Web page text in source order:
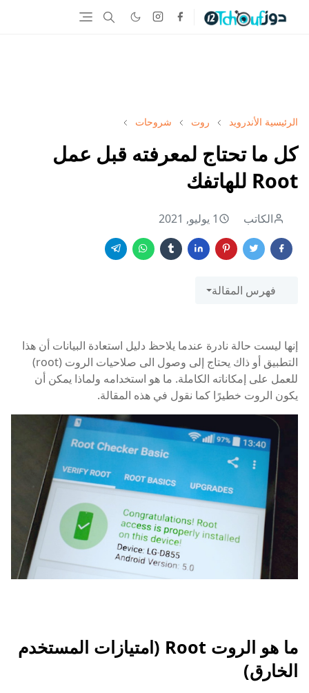
الرئيسية الأندرويد روت شروحات
كل ما تحتاج لمعرفته قبل عمل
Root للهاتفك
الكاتب 1 يوليو, 2021
فهرس المقالة
إنها ليست حالة نادرة عندما يلاحظ دليل استعادة البيانات أن هذا
التطبيق أو ذاك يحتاج إلى وصول الى صلاحيات الروت (root)
للعمل على إمكاناته الكاملة. ما هو استخدامه ولماذا يمكن أن
يكون الروت خطيرًا كما نقول في هذه المقالة.
ما هو الروت Root (امتيازات المستخدم
الخارق)